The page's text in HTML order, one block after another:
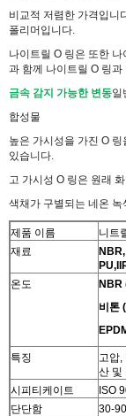
비교적 저렴한 가격입니
폴리머입니다.
나이트릴 O 링은 또한
과 함께 나이트릴 O 링
금속 감지 가능한 변동일
합성물
높은 가시성을 가진 O
있습니다.
고 가시성 O 링은 원래
색채가 구별되는 네온
제품 이름
니트
재료
온도
NBR
비톤
특징
고압,
산 및
시피티케이트
ISO
단단함
30-